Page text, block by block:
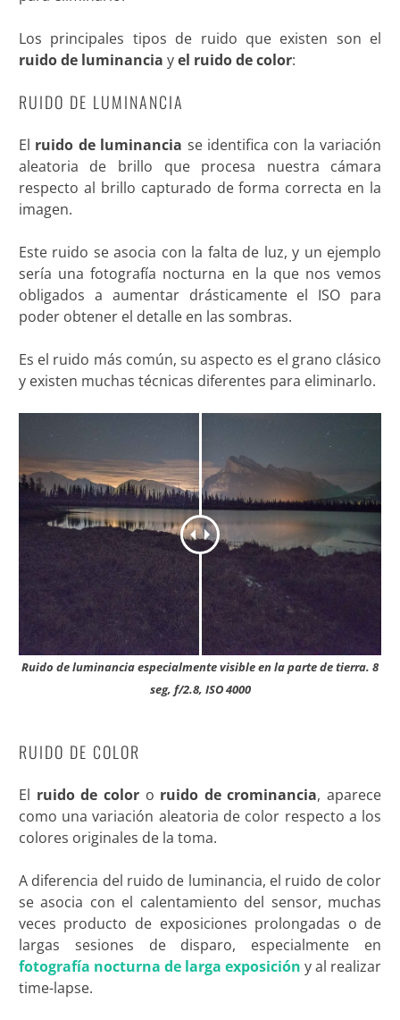
Los principales tipos de ruido que existen son el
ruido de luminancia yel ruido de color:
RUIDO DE LUMINANCIA
El ruido de luminancia se identifica con la variación
aleatoria de brillo que procesa nuestra cámara
respecto al brillo capturado de forma correcta en la
imagen.
Este ruido se asocia con la falta de luz, y un ejemplo
sería una fotografía nocturna en la que nos vemos
obligados a aumentar drásticamente el ISO para
poder obtener el detalle en las sombras.
Es el ruido más común, su aspecto es el grano clásico
y existen muchas técnicas diferentes para eliminarlo.
Ruido de luminancia especialmente visible en la parte de tierra. 8
seg, f/2.8, ISO 4000
RUIDO DE COLOR
El ruido de coloro ruido de crominancia, aparece
como una variación aleatoria de color respecto a los
colores originales de la toma.
A diferencia del ruido de luminancia, el ruido de color
se asocia con el calentamiento del sensor, muchas
veces producto de exposiciones prolongadas o de
largas sesiones de disparo, especialmente en
fotografía nocturna de larga exposición y al realizar
time-lapse.